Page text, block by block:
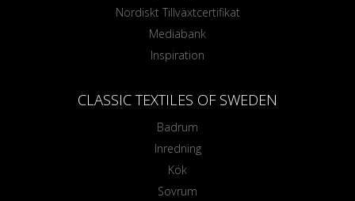
Nordiskt Tillväxtcertifikat
Mediabank
Inspiration
CLASSIC TEXTILES OF SWEDEN
Badrum
Inredning
Kök
Sovrum